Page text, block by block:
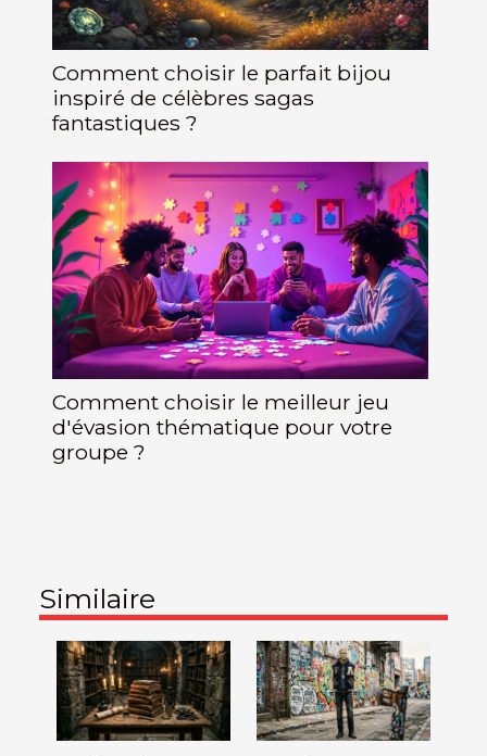
Comment choisir le parfait bijou
inspiré de célèbres sagas
fantastiques ?
Comment choisir le meilleur jeu
d'évasion thématique pour votre
groupe ?
Similaire